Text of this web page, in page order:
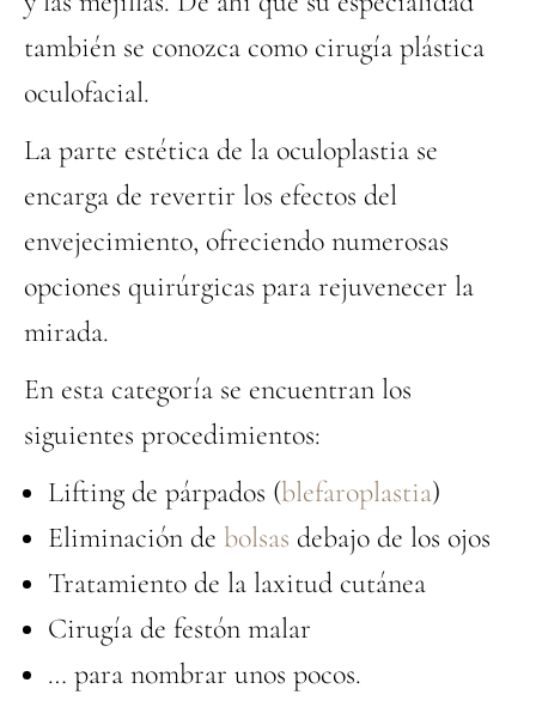
también se conozca como cirugía plástica
oculofacial.
La parte estética de la oculoplastia se
encarga de revertir los efectos del
envejecimiento, ofreciendo numerosas
opciones quirúrgicas para rejuvenecer la
mirada.
En esta categoría se encuentran los
siguientes procedimientos:
Lifting de párpados (blefaroplastia)
Eliminación de bolsas debajo de los ojos
Tratamiento de la laxitud cutánea
Cirugía de festón malar
… para nombrar unos pocos.